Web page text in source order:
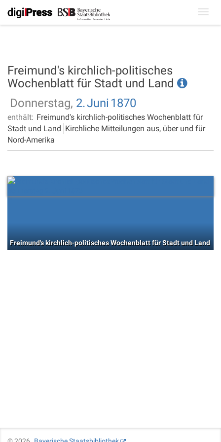
Freimund's kirchlich-politisches
Wochenblatt für Stadt und Land
Donnerstag, 2.Juni 1870
enthält: Freimund's kirchlich-politisches Wochenblatt für
Stadt und Land Kirchliche Mitteilungen aus, über und für
Nord-Amerika
Freimund's kirchlich-politisches Wochenblatt für Stadt und Land